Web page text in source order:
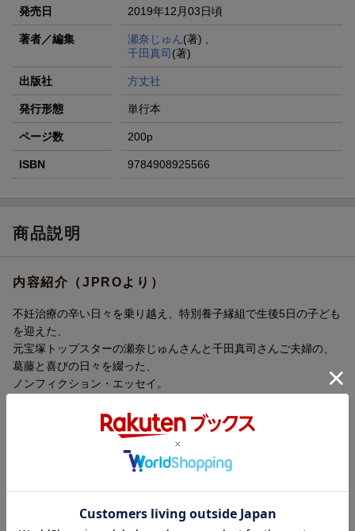
発売日 2019年12月03日頃
著者／編集 瀬奈じゅん(著) ,
千田真司 (著)
出版社 方丈社
発行形態 単行本
ページ数 200p
ISBN 9784908925566
商品説明
内容紹介（JPROより）
不妊治療の辛い日々を乗り越え、特別養子縁組で生後5日の子ども
を迎えた、
元宝塚トップスターの瀬奈じゅんさんと千田真司さんご夫婦の、
葛藤と喜びの日々を綴った、
ノンフィクション・エッセイ。
はじめてあなたを両手に抱いた日
第1章 不妊治療のはじまり 瀬奈じゅん
少女時代の夢をかなえて
「体外受精のほうがよいでしょう」